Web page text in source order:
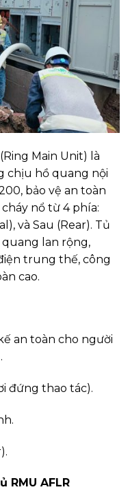
Main Unit) là
chịu hồ quang nội
bảo vệ an toàn
nổ từ 4 phía:
và Sau (Rear). Tủ
quang lan rộng,
trung thế, công
cao.
an toàn cho người
đứng thao tác).
RMU AFLR